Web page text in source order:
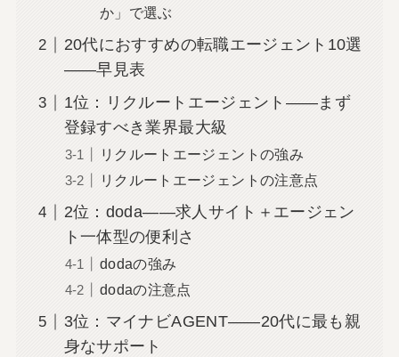
か」で選ぶ
20代におすすめの転職エージェント10選
――早見表
1位：リクルートエージェント――まず
登録すべき業界最大級
リクルートエージェントの強み
リクルートエージェントの注意点
2位：doda――求人サイト＋エージェン
ト一体型の便利さ
dodaの強み
dodaの注意点
3位：マイナビAGENT――20代に最も親
身なサポート